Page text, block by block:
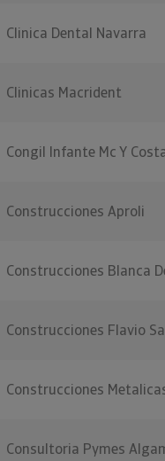
Clinica Dental Navarra
Clinicas Macrident
Congil Infante Mc Y
Construcciones Aproli
Construcciones Blanca
Construcciones Flavio
Construcciones
Consultoria Pymes